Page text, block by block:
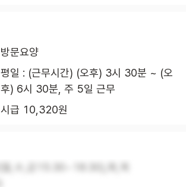
방문요양
평일 : (근무시간) (오후) 3시 30분 ~ (오
후) 6시 30분, 주 5일 근무
시급 10,320원